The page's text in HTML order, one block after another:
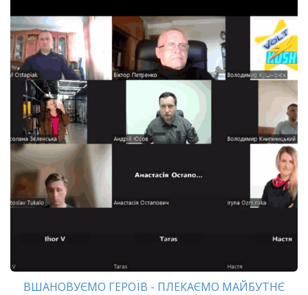
ВШАНОВУЄМО ГЕРОЇВ - ПЛЕКАЄМО МАЙБУТНЄ